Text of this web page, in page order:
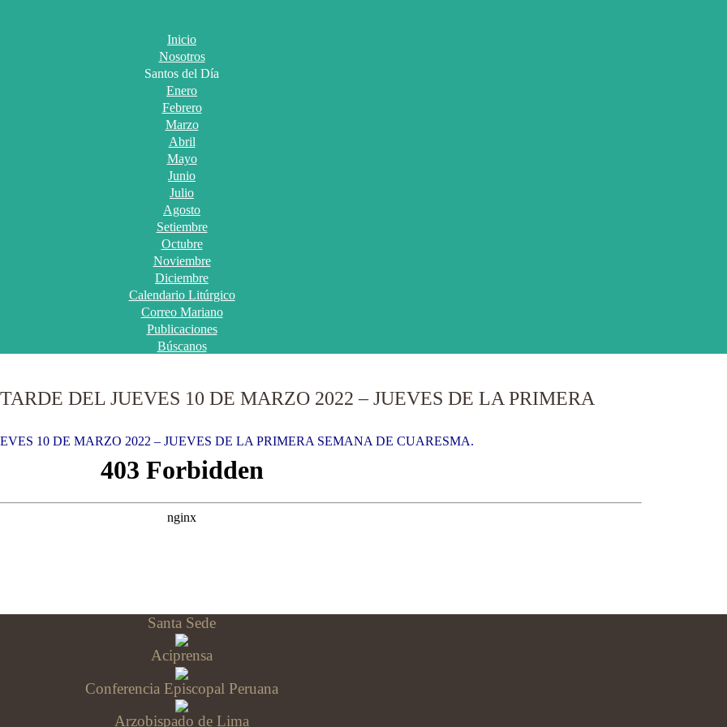
Inicio
Nosotros
Santos del Día
Enero
Febrero
Marzo
Abril
Mayo
Junio
Julio
Agosto
Setiembre
Octubre
Noviembre
Diciembre
Calendario Litúrgico
Correo Mariano
Publicaciones
Búscanos
DEL JUEVES 10 DE MARZO 2022 – JUEVES DE LA PRIMERA
10 DE MARZO 2022 – JUEVES DE LA PRIMERA SEMANA DE CUARESMA.
Santa Sede
Aciprensa
Conferencia Episcopal Peruana
Arzobispado de Lima